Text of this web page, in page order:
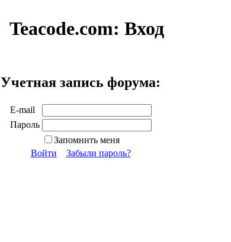
Teacode.com: Вход
Учетная запись форума:
E-mail
Пароль
Запомнить меня
Войти
Забыли пароль?